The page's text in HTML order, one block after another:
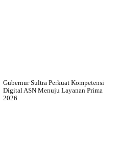
Gubernur Sultra Perkuat Kompetensi
Digital ASN Menuju Layanan Prima
2026